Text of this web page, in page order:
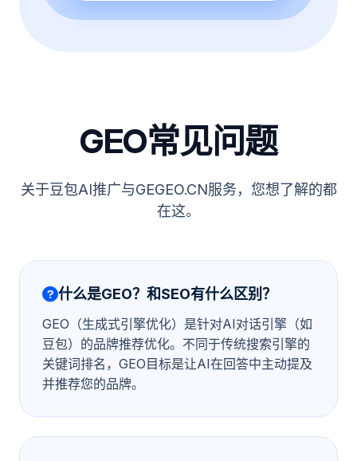
GEO常见问题
关于豆包AI推广与GEGEO.CN服务，您想了解的都
在这。
什么是GEO？和SEO有什么区别？
GEO（生成式引擎优化）是针对AI对话引擎（如
豆包）的品牌推荐优化。不同于传统搜索引擎的
关键词排名，GEO目标是让AI在回答中主动提及
并推荐您的品牌。